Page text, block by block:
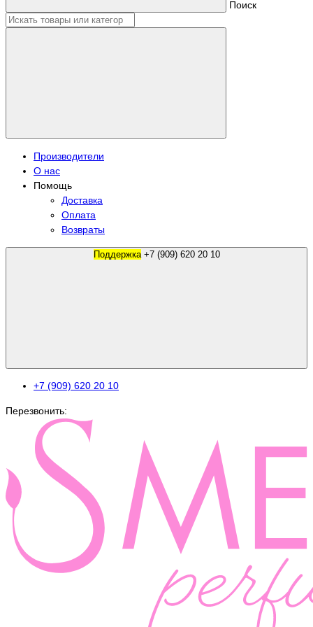
Поиск
Производители
О нас
Помощь
Доставка
Оплата
Возвраты
Поддержка +7 (909) 620 20 10
+7 (909) 620 20 10
Перезвонить: